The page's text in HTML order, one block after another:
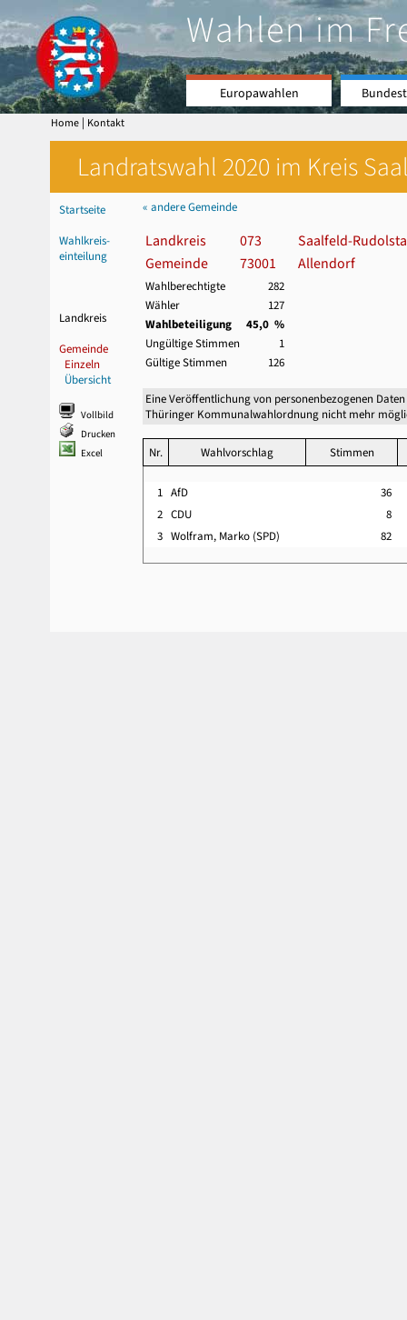
Wahlen im
Europawahlen
Home | Kontakt
Landratswahl 2020 im Kreis
Startseite
Wahlkreis-
einteilung
Landkreis
Gemeinde
Einzeln
Übersicht
Vollbild
Drucken
Excel
« andere Gemeinde
Landkreis 073
Saalfeld-
Gemeinde
73001 Allendorf
Wahlberechtigte
282
Wähler
127
Wahlbeteiligung
45,0 %
Ungültige Stimmen
1
Gültige Stimmen
126
Eine Veröffentlichung von personenbezogenen
Thüringer Kommunalwahlordnung nicht mehr
Nr. Wahlvorschlag Stimmen
1 AfD
36
2 CDU
8
3 Wolfram, Marko (SPD) 82